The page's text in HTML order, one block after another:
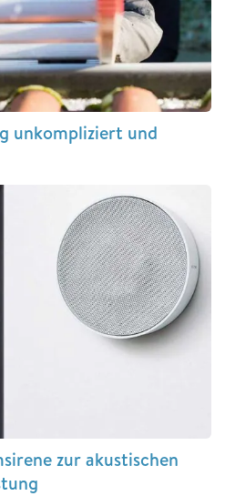
unkompliziert und
zur akustischen